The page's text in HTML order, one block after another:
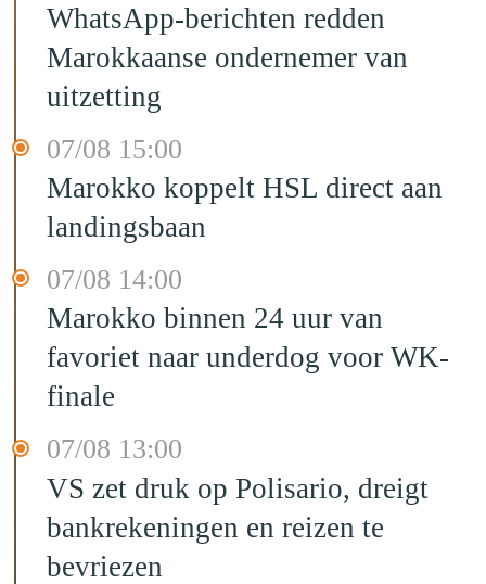
WhatsApp-berichten redden
Marokkaanse ondernemer van
uitzetting
07/08 15:00
Marokko koppelt HSL direct aan
landingsbaan
07/08 14:00
Marokko binnen 24 uur van
favoriet naar underdog voor WK-
finale
07/08 13:00
VS zet druk op Polisario, dreigt
bankrekeningen en reizen te
bevriezen